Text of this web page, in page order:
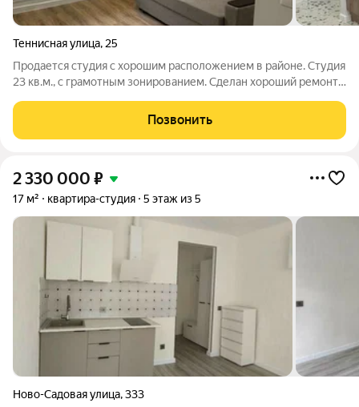
Теннисная улица, 25
Продается студия с хорошим расположением в районе. Студия
23 кв.м., с грамотным зонированием. Сделан хороший ремонт,
водонагреватель. Развитая инфраструктура: -магазины
-остановки общественного транспорта
Позвонить
2 330 000 ₽
17 м² квартира-студия 5 этаж из 5
Ново-Садовая улица,333